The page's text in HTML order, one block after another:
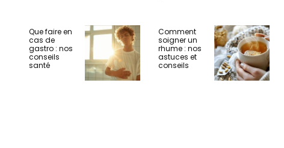
Que faire en
cas de
gastro : nos
conseils
santé
Comment
soigner un
rhume : nos
astuces et
conseils